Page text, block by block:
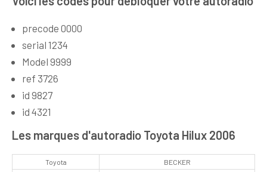
precode 0000
serial 1234
Model 9999
ref 3726
id 9827
id 4321
Les marques d'autoradio Toyota Hilux 2006
Toyota
BECKER